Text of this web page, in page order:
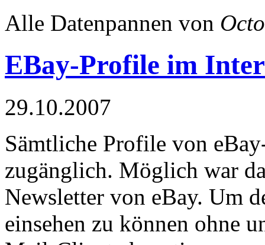
Alle Datenpannen von
EBay-Profile im
29.10.2007
Sämtliche Profile von
zugänglich. Möglich war
Newsletter von eBay. Um
einsehen zu können ohne